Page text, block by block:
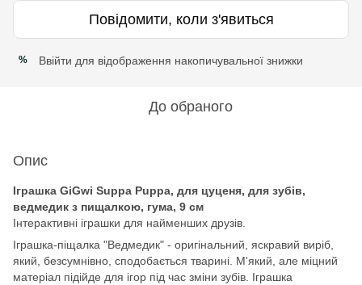
Повідомити, коли з'явиться
% Ввійти для відображення накопичувальної знижки
До обраного
Опис
Іграшка GiGwi Suppa Puppa, для цуценя, для зубів,
ведмедик з пищалкою, гума, 9 см
Інтерактивні іграшки для найменших друзів.
Іграшка-піщалка "Ведмедик" - оригінальний, яскравий виріб,
який, безсумнівно, сподобається тварині. М'який, але міцний
матеріал підійде для ігор під час зміни зубів. Іграшка